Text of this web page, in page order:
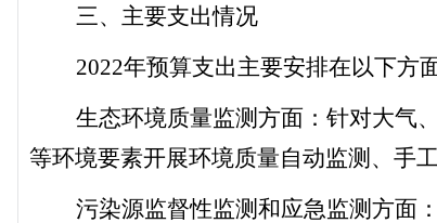
三、主要支出情况
2022年预算支出主要安排在以下方
生态环境质量监测方面：针对大气
等环境要素开展环境质量自动监测、手
污染源监督性监测和应急监测方面